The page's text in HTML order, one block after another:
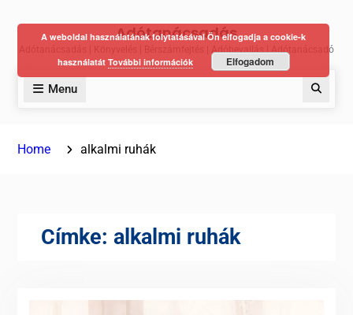
Adótanácsadás
Adótanácsadás | Könyvelés | Bérszámfejtés | Adóbevallás | Adótanácsadó
Menu
Home alkalmi ruhák
Címke: alkalmi ruhák
A weboldal használatának folytatásával Ön elfogadja a cookie-k
használatát További információk Elfogadom